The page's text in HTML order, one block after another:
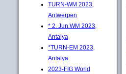
TURN-WM 2023,
Antwerpen
* 2. Jun.WM 2023,
Antalya
*TURN-EM 2023,
Antalya
2023-FIG World